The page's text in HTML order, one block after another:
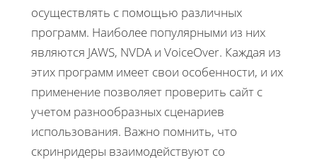
осуществлять с помощью различных
программ. Наиболее популярными из них
являются JAWS, NVDA и VoiceOver. Каждая из
этих программ имеет свои особенности, и их
применение позволяет проверить сайт с
учетом разнообразных сценариев
использования. Важно помнить, что
скринридеры взаимодействуют со